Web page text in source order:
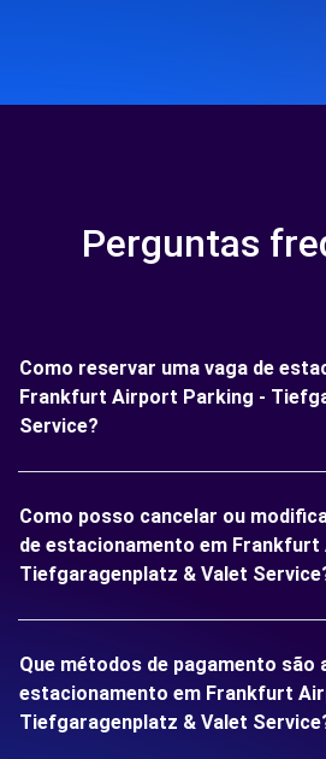
Perguntas
Como reservar uma vaga de
Frankfurt Airport Parking -
Service?
Como posso cancelar ou
de estacionamento em
Tiefgaragenplatz & Valet
Que métodos de pagamento são
estacionamento em Frankfurt
Tiefgaragenplatz & Valet